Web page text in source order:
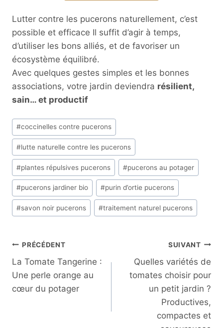
Lutter contre les pucerons naturellement, c’est
possible et efficace Il suffit d’agir à temps,
d’utiliser les bons alliés, et de favoriser un
écosystème équilibré.
Avec quelques gestes simples et les bonnes
associations, votre jardin deviendra résilient,
sain… et productif
Étiquettes
de
la
publication :
#coccinelles contre pucerons
#lutte naturelle contre les pucerons
#plantes répulsives pucerons #pucerons au potager
#pucerons jardiner bio #purin d’ortie pucerons
#savon noir pucerons #traitement naturel pucerons
Navigation
De
L’article
PRÉCÉDENT
La Tomate Tangerine :
Une perle orange au
cœur du potager
SUIVANT
Quelles variétés de
tomates choisir pour
un petit jardin ?
Productives,
compactes et